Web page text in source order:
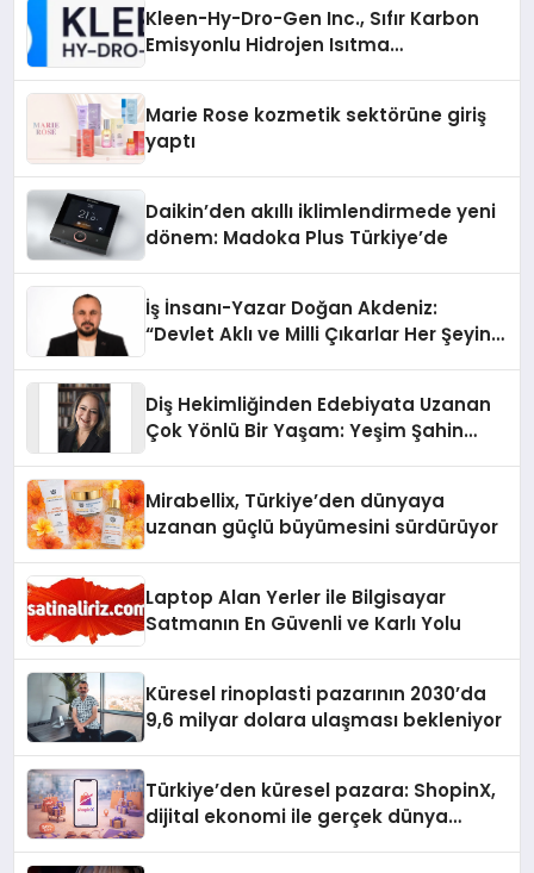
Kleen-Hy-Dro-Gen Inc., Sıfır Karbon
Emisyonlu Hidrojen Isıtma
Marie Rose kozmetik sektörüne giriş
yaptı
Daikin’den akıllı iklimlendirmede yeni
dönem: Madoka Plus Türkiye’de
İş İnsanı-Yazar Doğan Akdeniz:
“Devlet Aklı ve Milli Çıkarlar Her Şeyin
Diş Hekimliğinden Edebiyata Uzanan
Çok Yönlü Bir Yaşam: Yeşim Şahin
Mirabellix, Türkiye’den dünyaya
uzanan güçlü büyümesini sürdürüyor
Laptop Alan Yerler ile Bilgisayar
Satmanın En Güvenli ve Karlı Yolu
Küresel rinoplasti pazarının 2030’da
9,6 milyar dolara ulaşması bekleniyor
Türkiye’den küresel pazara: ShopinX,
dijital ekonomi ile gerçek dünya